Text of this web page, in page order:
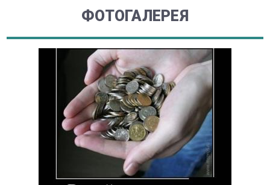
ФОТОГАЛЕРЕЯ